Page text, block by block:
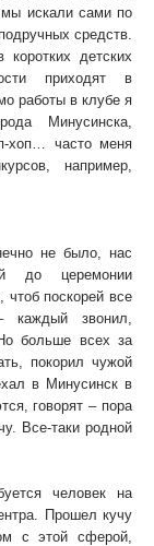
мы искали сами по
средств.
детских
приходят в
работы в клубе я
Минусинска,
хоп… часто меня
например,
не было, нас
до церемонии
поскорей все
каждый звонил,
больше всех за
покорил чужой
в Минусинск в
говорят – пора
Все-таки родной
человек на
Прошел кучу
с этой сферой,